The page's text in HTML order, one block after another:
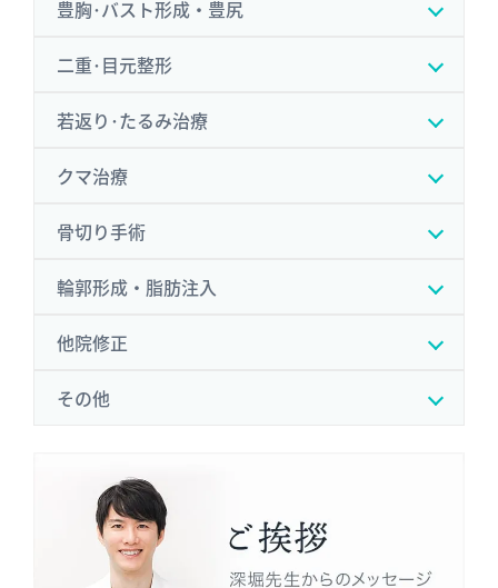
豊胸･バスト形成・豊尻
二重･目元整形
若返り･たるみ治療
クマ治療
骨切り手術
輪郭形成・脂肪注入
他院修正
その他